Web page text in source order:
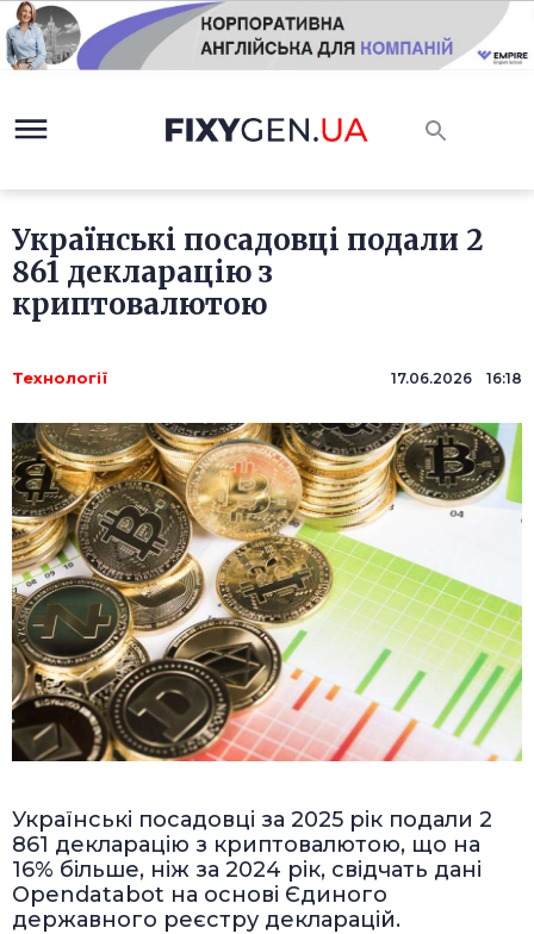
Українські посадовці подали 2
861 декларацію з
криптовалютою
Технології 17.06.2026 16:18
Українські посадовці за 2025 рік подали 2
861 декларацію з криптовалютою, що на
16% більше, ніж за 2024 рік, свідчать дані
Opendatabot на основі Єдиного
державного реєстру декларацій.